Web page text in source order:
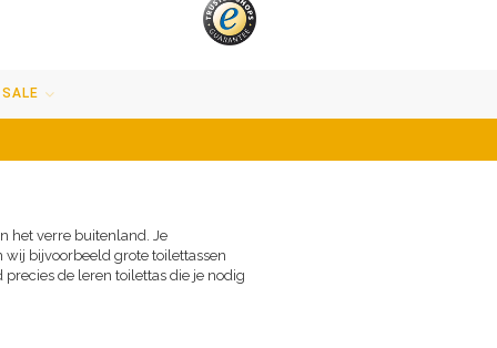
SALE
het verre buitenland. Je
bijvoorbeeld grote toilettassen
de leren toilettas die je nodig